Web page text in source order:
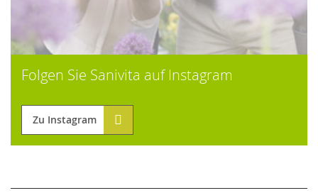
Folgen Sie Sanivita auf Instagram
Zu Instagram